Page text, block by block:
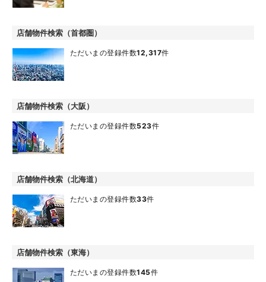
店舗物件検索（首都圏）
ただいまの登録件数12,317件
店舗物件検索（大阪）
ただいまの登録件数523件
店舗物件検索（北海道）
ただいまの登録件数33件
店舗物件検索（東海）
ただいまの登録件数145件